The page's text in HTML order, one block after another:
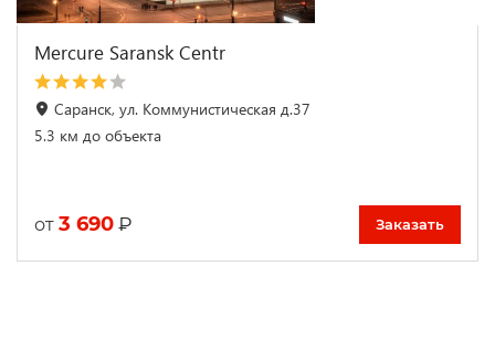
Mercure Saransk Centr
Саранск, ул. Коммунистическая д.37
5.3 км до объекта
от 3 690 ₽ Заказать